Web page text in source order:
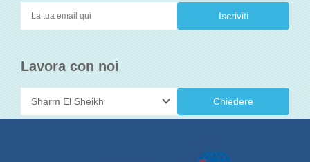
Lavora con noi
Chiedere